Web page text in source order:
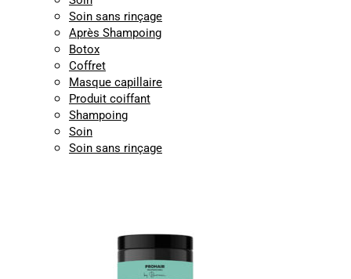
Soin sans rinçage
Après Shampoing
Botox
Coffret
Masque capillaire
Produit coiffant
Shampoing
Soin
Soin sans rinçage